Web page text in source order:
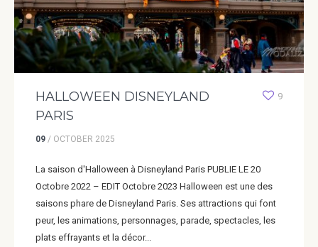
HALLOWEEN DISNEYLAND
PARIS
9
09 / OCTOBER 2025
La saison d'Halloween à Disneyland Paris PUBLIE LE 20
Octobre 2022 – EDIT Octobre 2023 Halloween est une des
saisons phare de Disneyland Paris. Ses attractions qui font
peur, les animations, personnages, parade, spectacles, les
plats effrayants et la décor...